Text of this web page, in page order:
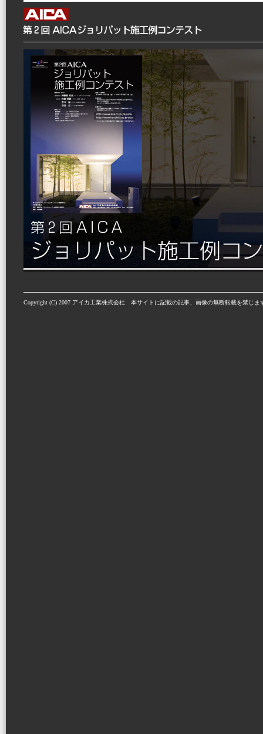
Copyright (C) 2007 アイカ工業株式会社 本サイトに記載の記事、画像の無断転載を禁じま